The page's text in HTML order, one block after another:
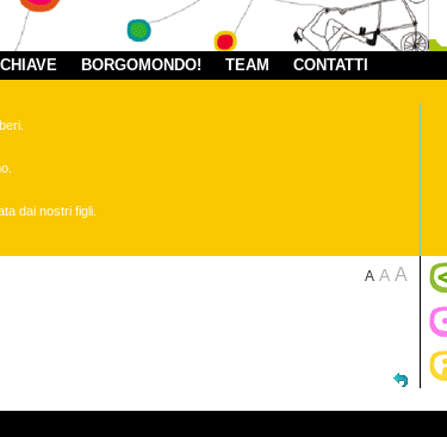
BORGOMONDO! TEAM CONTATTI
dai nostri figli.
A A A